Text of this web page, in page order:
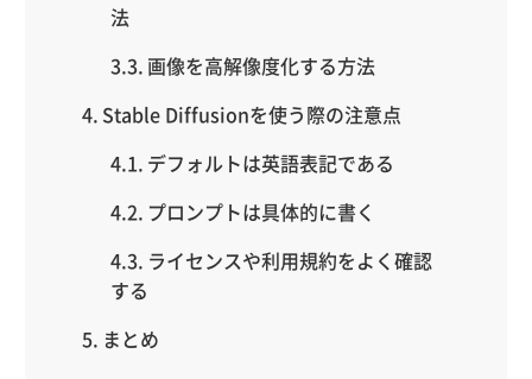
法
画像を高解像度化する方法
Stable Diffusionを使う際の注意点
デフォルトは英語表記である
プロンプトは具体的に書く
ライセンスや利用規約をよく確認
する
まとめ